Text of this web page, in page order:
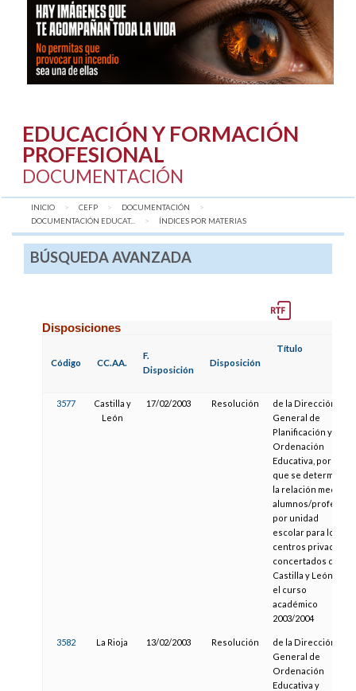
EDUCACIÓN Y FORMACIÓN
PROFESIONAL
DOCUMENTACIÓN
INICIO CEFP
DOCUMENTACIÓN
DOCUMENTACIÓN EDUCAT...
AQUÍ:
ÍNDICES POR MATERIAS
BÚSQUEDA AVANZADA
Disposiciones
Código CC.AA.
F.
Disposición
Disposición
Título
3577
Castilla y
León
17/02/2003 Resolución
de la Dirección
General de
Planificación y
Ordenación
Educativa, por la
que se determina
la relación media
alumnos/profesor
por unidad
escolar para los
centros privados
concertados de
Castilla y León en
el curso
académico
2003/2004
3582 La Rioja 13/02/2003 Resolución
de la Dirección
General de
Ordenación
Educativa y